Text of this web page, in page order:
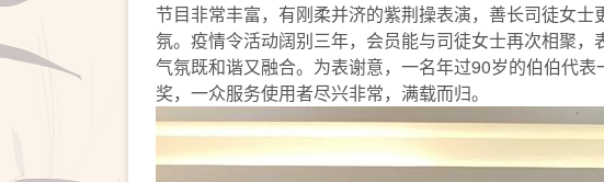
节目非常丰富，有刚柔并济的紫荆操表演，善长司徒女
氛。疫情令活动阔别三年，会员能与司徒女士再次相聚
气氛既和谐又融合。为表谢意，一名年过90岁的伯伯代
奖，一众服务使用者尽兴非常，满载而归。